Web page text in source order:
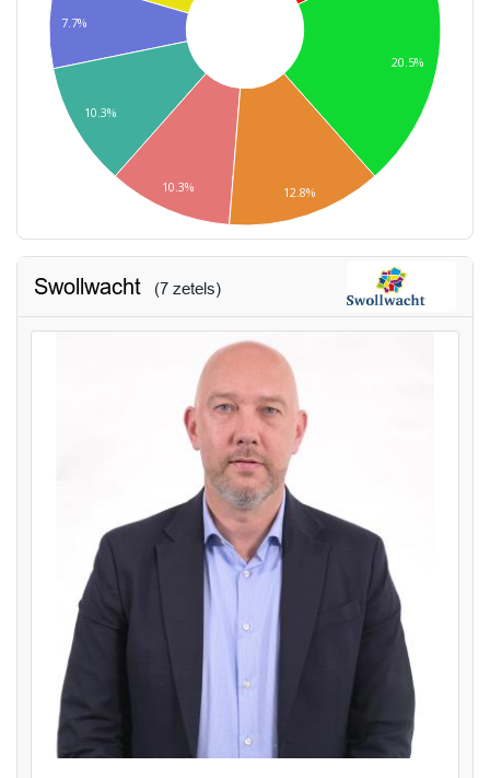
20.5%
7.7%
10.3%
10.3% 12.8%
Swollwacht (7 zetels)